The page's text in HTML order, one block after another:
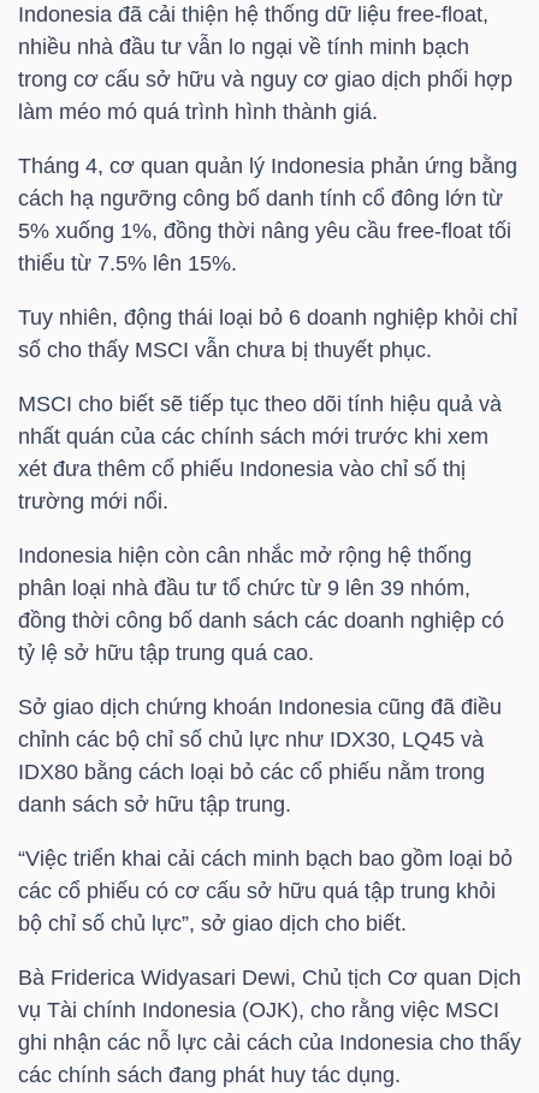
Indonesia đã cải thiện hệ thống dữ liệu free-float,
nhiều nhà đầu tư vẫn lo ngại về tính minh bạch
trong cơ cấu sở hữu và nguy cơ giao dịch phối hợp
làm méo mó quá trình hình thành giá.
Tháng 4, cơ quan quản lý Indonesia phản ứng bằng
cách hạ ngưỡng công bố danh tính cổ đông lớn từ
5% xuống 1%, đồng thời nâng yêu cầu free-float tối
thiểu từ 7.5% lên 15%.
Tuy nhiên, động thái loại bỏ 6 doanh nghiệp khỏi chỉ
số cho thấy MSCI vẫn chưa bị thuyết phục.
MSCI cho biết sẽ tiếp tục theo dõi tính hiệu quả và
nhất quán của các chính sách mới trước khi xem
xét đưa thêm cổ phiếu Indonesia vào chỉ số thị
trường mới nổi.
Indonesia hiện còn cân nhắc mở rộng hệ thống
phân loại nhà đầu tư tổ chức từ 9 lên 39 nhóm,
đồng thời công bố danh sách các doanh nghiệp có
tỷ lệ sở hữu tập trung quá cao.
Sở giao dịch chứng khoán Indonesia cũng đã điều
chỉnh các bộ chỉ số chủ lực như IDX30, LQ45 và
IDX80 bằng cách loại bỏ các cổ phiếu nằm trong
danh sách sở hữu tập trung.
“Việc triển khai cải cách minh bạch bao gồm loại bỏ
các cổ phiếu có cơ cấu sở hữu quá tập trung khỏi
bộ chỉ số chủ lực”, sở giao dịch cho biết.
Bà Friderica Widyasari Dewi, Chủ tịch Cơ quan Dịch
vụ Tài chính Indonesia (OJK), cho rằng việc MSCI
ghi nhận các nỗ lực cải cách của Indonesia cho thấy
các chính sách đang phát huy tác dụng.
Mã
khoán
Tất cả Cổ phiếu Chỉ số Chứng chỉ quỹ
Lãnh
(-)
Tin
tức
(-)
Bài
viết
của
giả
(-)
cáo
phân
tích
(-)
Thuật
ngữ